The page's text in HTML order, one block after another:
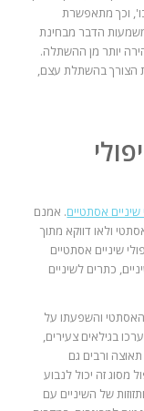
וכך מתאפשרת
הדבר מבחינת
יותר מן ההשתלה.
הצורך בהשתלת עצם,
שיניים אסתטיים. אמנם
ולאו דווקא מתוך
שיניים אסתטיים
כתרים לשיניים
והשפעתו על
בגילאים צעירים,
ורבים גם
מסוג זה יכול לנבוע
של השיניים עם